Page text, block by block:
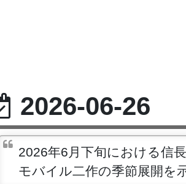
2026-06-26
2026年6月下旬における信
モバイル二作の季節展開を